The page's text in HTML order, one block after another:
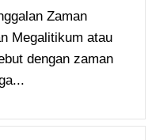
Zaman
Megalitikum atau
dengan zaman